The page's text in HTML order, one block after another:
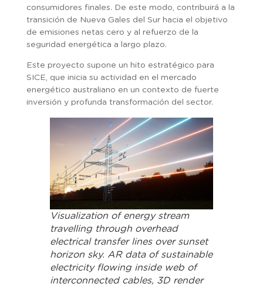
consumidores finales. De este modo, contribuirá a la
transición de Nueva Gales del Sur hacia el objetivo
de emisiones netas cero y al refuerzo de la
seguridad energética a largo plazo.
Este proyecto supone un hito estratégico para
SICE, que inicia su actividad en el mercado
energético australiano en un contexto de fuerte
inversión y profunda transformación del sector.
Visualization of energy stream
travelling through overhead
electrical transfer lines over sunset
horizon sky. AR data of sustainable
electricity flowing inside web of
interconnected cables, 3D render